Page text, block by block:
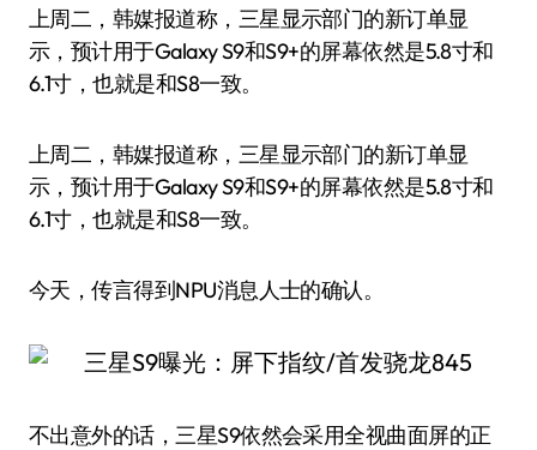
上周二，韩媒报道称，三星显示部门的新订单显
示，预计用于Galaxy S9和S9+的屏幕依然是5.8寸和
6.1寸，也就是和S8一致。
上周二，韩媒报道称，三星显示部门的新订单显
示，预计用于Galaxy S9和S9+的屏幕依然是5.8寸和
6.1寸，也就是和S8一致。
今天，传言得到NPU消息人士的确认。
不出意外的话，三星S9依然会采用全视曲面屏的正